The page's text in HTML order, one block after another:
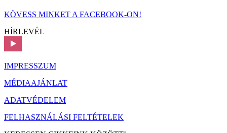
KÖVESS MINKET A FACEBOOK-ON!
HÍRLEVÉL
IMPRESSZUM
MÉDIAAJÁNLAT
ADATVÉDELEM
FELHASZNÁLÁSI FELTÉTELEK